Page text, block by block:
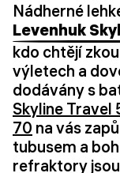
Nádherné
Levenhuk
kdo chtějí
výletech a
dodávány s
Skyline Travel
70 na vás
tubusem a
refraktory